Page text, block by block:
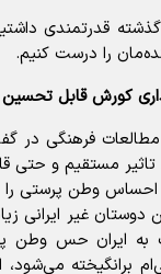
قدرتمندی
را درست کنیم.
کورش قابل
فرهنگی در
مستقیم و حتی
وطن پرستی را
دوستان غیر ایرانی
ایران حس وطن
برانگیخته